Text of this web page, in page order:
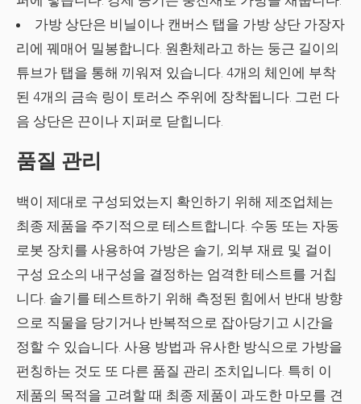
가방 상단은 비닐이나 캔버스 탭을 가방 상단 가장자
리에 꿰매어 밀봉합니다. 원환체라고 하는 둥근 길이의
튜브가 탭을 통해 끼워져 있습니다. 4개의 체인에 부착
된 4개의 금속 링이 토러스 주위에 장착됩니다. 그런 다
음 상단은 끈이나 지퍼로 닫힙니다.
품질 관리
백이 제대로 구성되었는지 확인하기 위해 제조업체는
최종 제품을 주기적으로 테스트합니다. 수동 또는 자동
로봇 장치를 사용하여 가방은 솔기, 외부 재료 및 걸이
구성 요소의 내구성을 결정하는 엄격한 테스트를 거칩
니다. 솔기를 테스트하기 위해 측정된 힘에서 반대 방향
으로 직물을 당기거나 반복적으로 잡아당기고 시간을
정할 수 있습니다. 사용 방법과 유사한 방식으로 가방을
펀칭하는 것도 또 다른 품질 관리 조치입니다. 특히 이
제품의 목적을 고려할 때 최종 제품이 과도한 마모를 견